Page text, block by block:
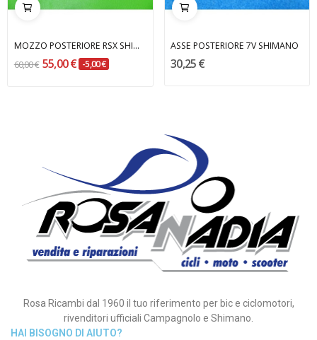
MOZZO POSTERIORE RSX SHIMANO
60,00 € 55,00 € -5,00 €
ASSE POSTERIORE 7V SHIMANO
30,25 €
Rosa Ricambi dal 1960 il tuo riferimento per bic e ciclomotori,
rivenditori ufficiali Campagnolo e Shimano.
HAI BISOGNO DI AIUTO?